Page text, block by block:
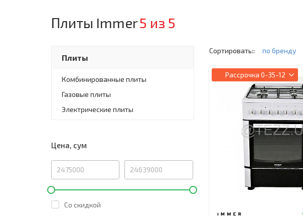
Плиты Immer5 из 5
Плиты
Комбинированные плиты
Газовые плиты
Электрические плиты
Цена, сум
Со скидкой
Сортировать:: по бренду
Рассрочка 0-35-12